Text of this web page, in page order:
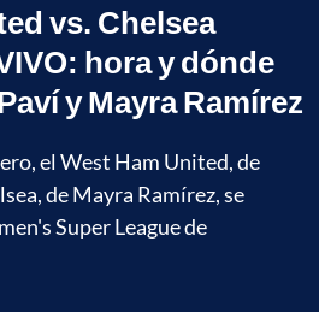
vs. Chelsea
hora y dónde
y Mayra Ramírez
el West Ham United, de
de Mayra Ramírez, se
Super League de